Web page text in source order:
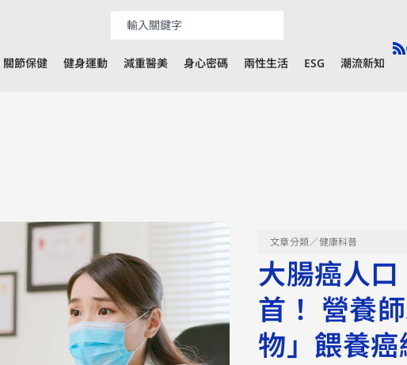
關節保健 健身運動 減重醫美 身心密碼 兩性生活 ESG 潮流新知
文章分類／健康科普
大腸癌人
首！ 營養
物」餵養癌